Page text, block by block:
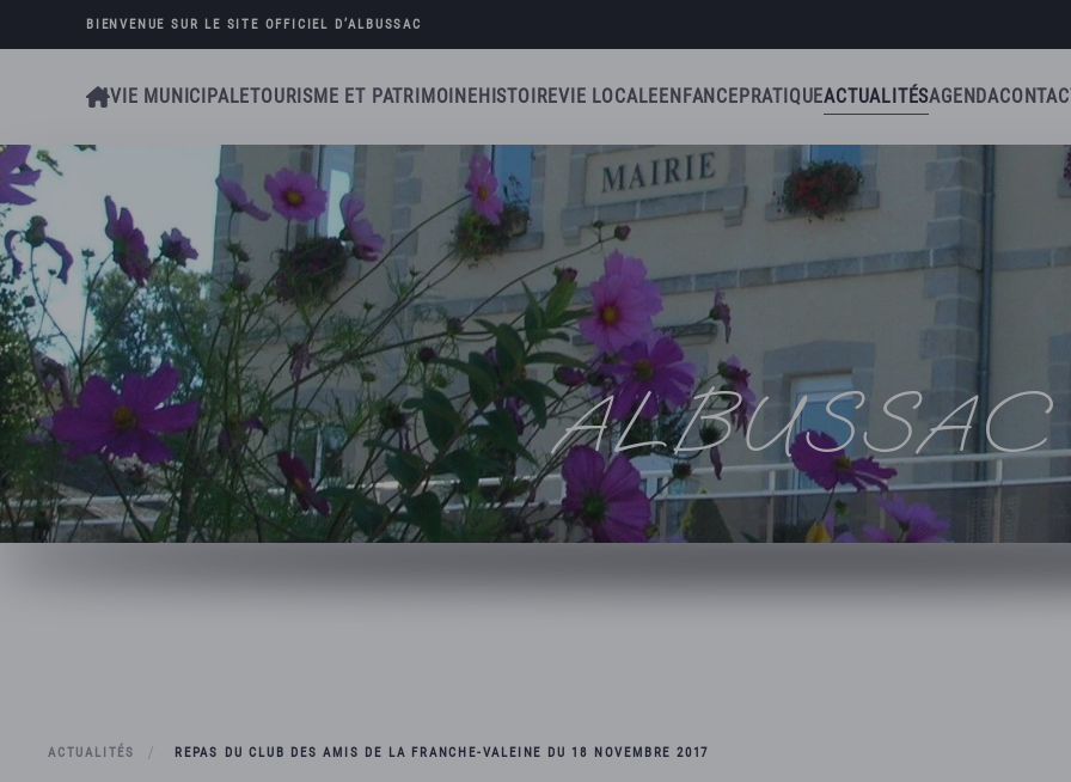
Skip to main content
BIENVENUE SUR LE SITE OFFICIEL D’ALBUSSAC
VIE MUNICIPALETOURISME ET PATRIMOINEHISTOIREVIE LOCALEENFANCEPRATIQUEACTUALITÉSAGENDA
ALBUSSAC
ACTUALITÉS REPAS DU CLUB DES AMIS DE LA FRANCHE-VALEINE DU 18 NOVEMBRE 2017